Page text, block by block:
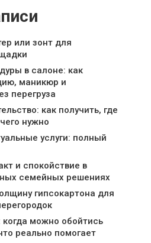
или зонт для
в салоне: как
маникюр и
перегруза
как получить, где
нужно
услуги: полный
и спокойствие в
семейных решениях
гипсокартона для
когда можно обойтись
реально помогает